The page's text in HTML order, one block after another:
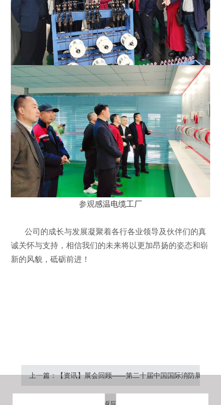
参观感温电缆工厂
公司的成长与发展凝聚着各行各业领导及伙伴们的真
诚关怀与支持，相信我们的未来将以更加昂扬的姿态和崭
新的风貌，砥砺前进！
上一篇：【资讯】展会回顾——第二十届中国国际消防展圆满